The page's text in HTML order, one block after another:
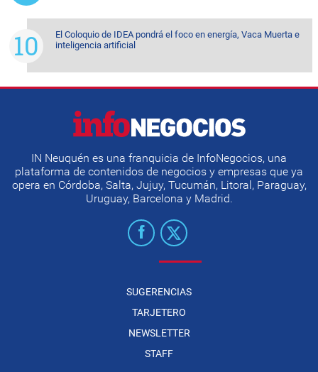
El Coloquio de IDEA pondrá el foco en energía, Vaca Muerta e
inteligencia artificial
IN Neuquén es una franquicia de InfoNegocios, una
plataforma de contenidos de negocios y empresas que ya
opera en Córdoba, Salta, Jujuy, Tucumán, Litoral, Paraguay,
Uruguay, Barcelona y Madrid.
SUGERENCIAS
TARJETERO
NEWSLETTER
STAFF